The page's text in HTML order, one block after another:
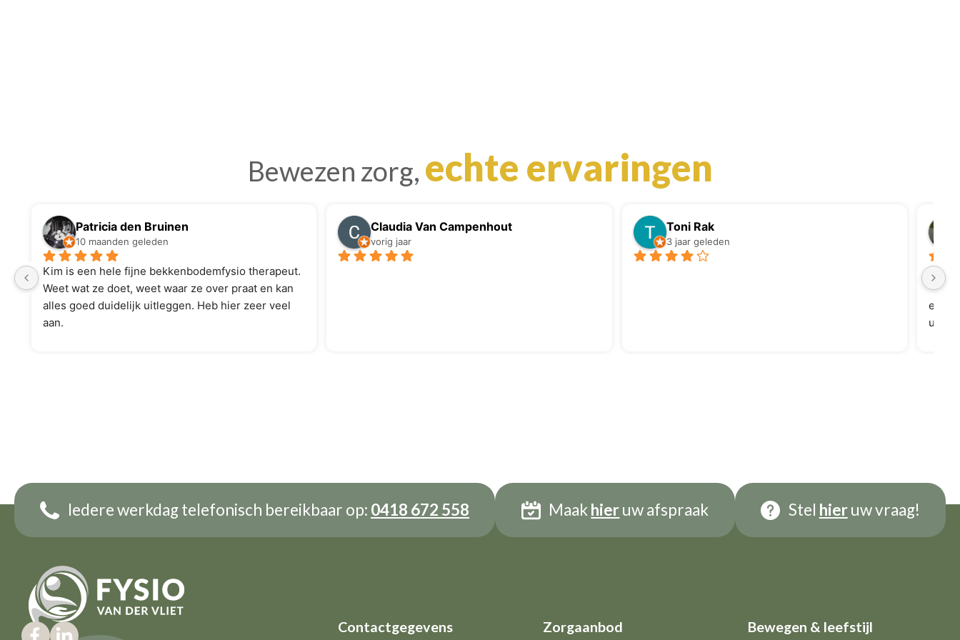
Bewezen zorg, echte ervaringen
Patricia den Bruinen
10 maanden geleden
Kim is een hele fijne bekkenbodemfysio therapeut.
Weet wat ze doet, weet waar ze over praat en kan
alles goed duidelijk uitleggen. Heb hier zeer veel
aan.
Claudia Van Campenhout
vorig jaar
Toni Rak
3 jaar geleden
en
Iedere werkdag telefonisch bereikbaar op: 0418 672 558 Maakhieruw afspraak Stel hieruw vraag!
Contactgegevens Zorgaanbod Bewegen & leefstijl